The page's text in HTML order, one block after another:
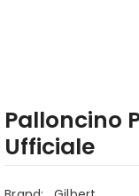
Palloncino
Ufficiale